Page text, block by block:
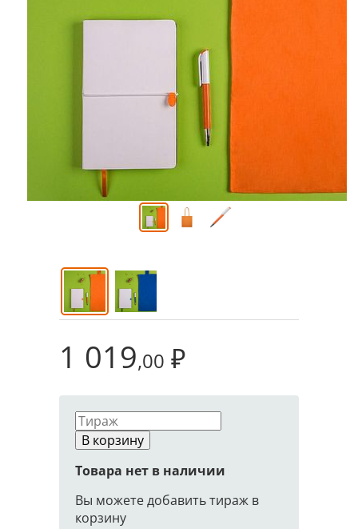
1 019,00 ₽
В корзину
Товара нет в наличии
Вы можете добавить тираж в
корзину